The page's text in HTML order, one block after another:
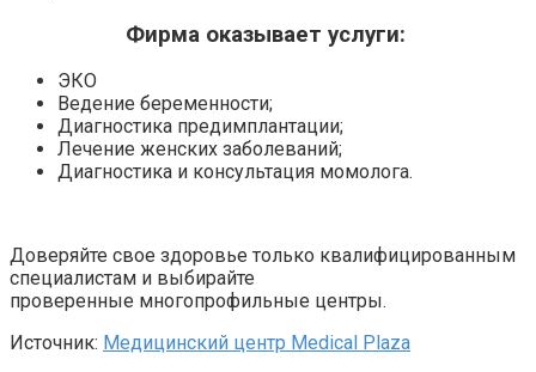
Фирма оказывает услуги:
ЭКО
Ведение беременности;
Диагностика предимплантации;
Лечение женских заболеваний;
Диагностика и консультация момолога.
Доверяйте свое здоровье только квалифицированным
специалистам и выбирайте
проверенные многопрофильные центры.
Источник: Медицинский центр Medical Plaza